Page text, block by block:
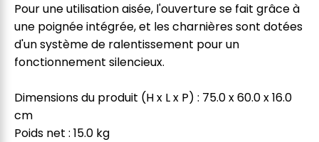
Pour une utilisation aisée, l'ouverture se fait grâce à
une poignée intégrée, et les charnières sont dotées
d'un système de ralentissement pour un
fonctionnement silencieux.
Dimensions du produit (H x L x P) : 75.0 x 60.0 x 16.0
cm
Poids net : 15.0 kg